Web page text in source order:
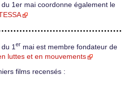
du 1er mai coordonne également le
1 er mai est membre fondateur de
luttes et en mouvements
films recensés :